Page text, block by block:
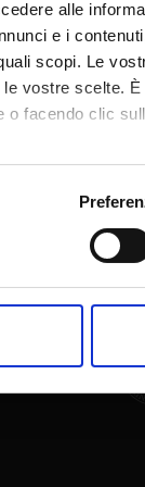
alle
e i
scopi. Le
vostre scelte.
o facendo clic
anche:
sulla tua
in
e social
dei loro